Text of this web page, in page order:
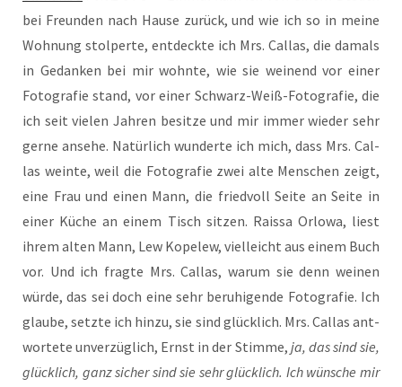
bei Freun­den nach Hau­se zurück, und wie ich so in mei­ne
Woh­nung stol­per­te, ent­deck­te ich Mrs. Cal­las, die damals
in Gedan­ken bei mir wohn­te, wie sie wei­nend vor einer
Foto­gra­fie stand, vor einer Schwarz-Weiß-Foto­gra­fie, die
ich seit vie­len Jah­ren besit­ze und mir immer wie­der sehr
ger­ne anse­he. Natür­lich wun­der­te ich mich, dass Mrs. Cal­
las wein­te, weil die Foto­gra­fie zwei alte Men­schen zeigt,
eine Frau und einen Mann, die fried­voll Sei­te an Sei­te in
einer Küche an einem Tisch sit­zen. Rais­sa Orlo­wa, liest
ihrem alten Mann, Lew Kope­lew, viel­leicht aus einem Buch
vor. Und ich frag­te Mrs. Cal­las, war­um sie denn wei­nen
wür­de, das sei doch eine sehr beru­hi­gen­de Foto­gra­fie. Ich
glau­be, setz­te ich hin­zu, sie sind glück­lich. Mrs. Cal­las ant­
wor­te­te unver­züg­lich, Ernst in der Stim­me, ja, das sind sie,
glück­lich, ganz sicher sind sie sehr glück­lich. Ich wün­sche mir